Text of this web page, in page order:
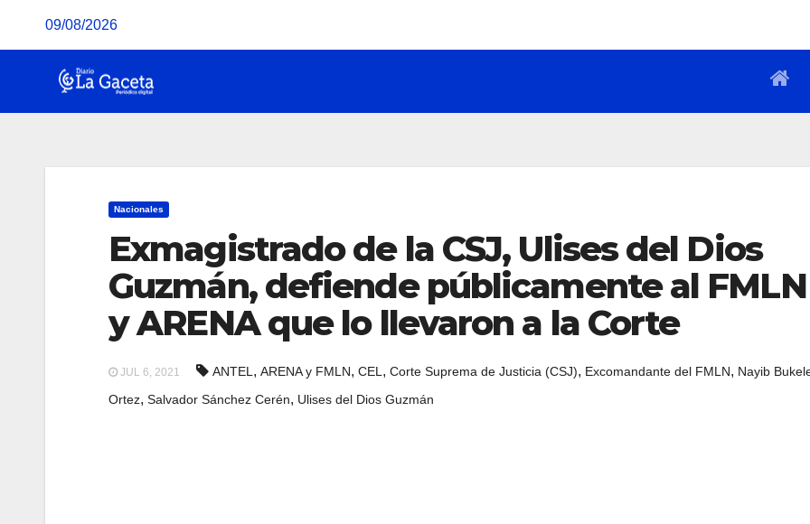
09/08/2026
Nacionales
Exmagistrado de la CSJ, Ulises del Dios
Guzmán, defiende públicamente al FMLN
y ARENA que lo llevaron a la Corte
JUL 6, 2021 ANTEL , ARENA y FMLN, CEL , Corte Suprema de Justicia (CSJ), Excomandante del FMLN, Nayib
Ortez, Salvador Sánchez Cerén, Ulises del Dios Guzmán